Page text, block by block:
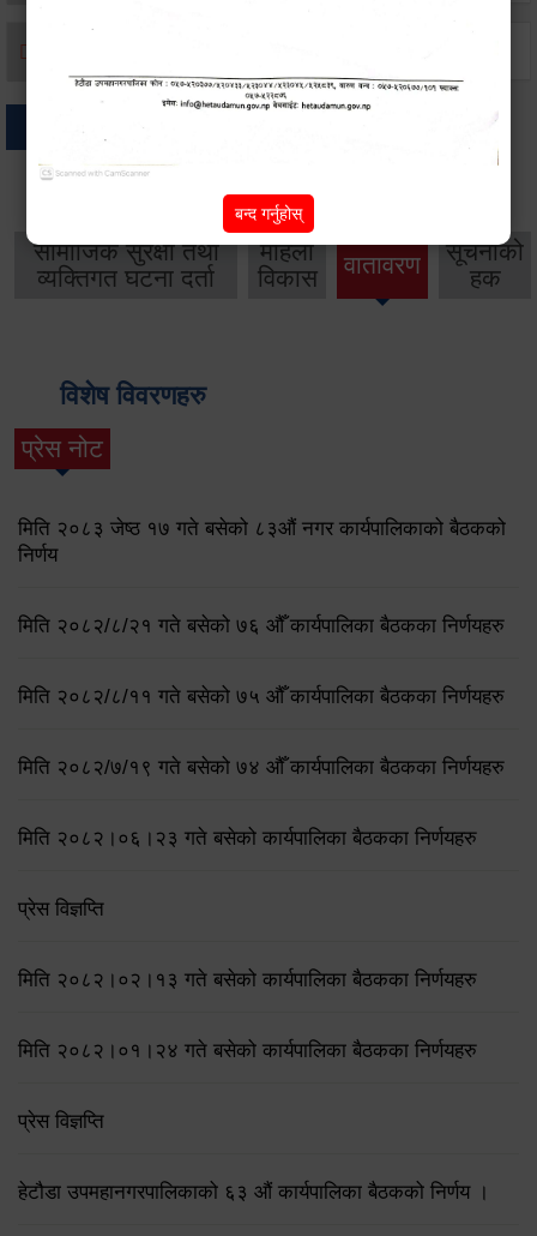
सामाजिक सुरक्षा तथा
व्यक्तिगत घटना दर्ता
महिला
विकास
वातावरण
सूचनाको
हक
विशेष विवरणहरु
प्रेस नोट
मिति २०८३ जेष्ठ १७ गते बसेको ८३औं नगर कार्यपालिकाको बैठकको
निर्णय
मिति २०८२/८/२१ गते बसेको ७६ औँ कार्यपालिका बैठकका निर्णयहरु
मिति २०८२/८/११ गते बसेको ७५ औँ कार्यपालिका बैठकका निर्णयहरु
मिति २०८२/७/१९ गते बसेको ७४ औँ कार्यपालिका बैठकका निर्णयहरु
मिति २०८२।०६।२३ गते बसेको कार्यपालिका बैठकका निर्णयहरु
प्रेस विज्ञप्ति
मिति २०८२।०२।१३ गते बसेको कार्यपालिका बैठकका निर्णयहरु
मिति २०८२।०१।२४ गते बसेको कार्यपालिका बैठकका निर्णयहरु
प्रेस विज्ञप्ति
हेटौडा उपमहानगरपालिकाको ६३ औं कार्यपालिका बैठकको निर्णय ।
बन्द गर्नुहोस्